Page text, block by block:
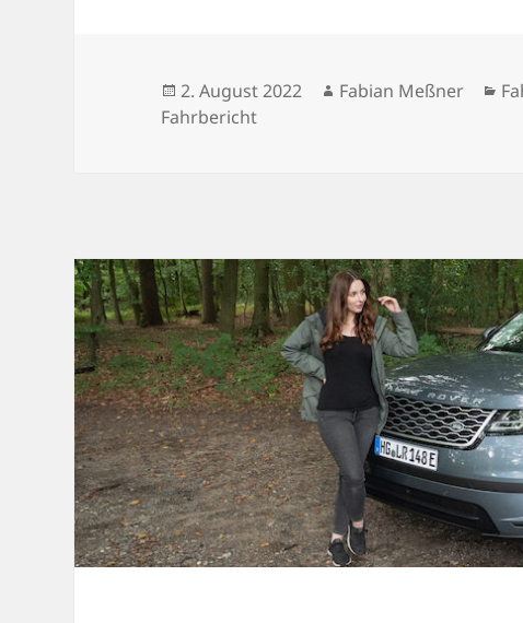
Veröffentlicht
am
2. August 2022 Autor
Fabian Meßner
Fahrbericht